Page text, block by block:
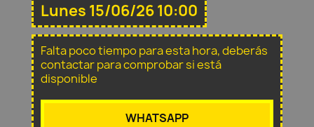
Lunes 15/06/26 10:00
Falta poco tiempo para esta hora, deberás
contactar para comprobar si está
disponible
WHATSAPP